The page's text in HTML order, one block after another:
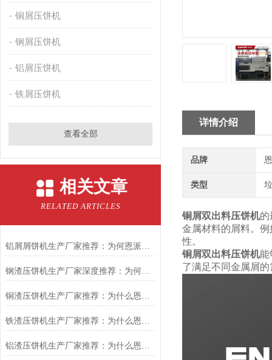
铜屑压饼机
钢屑压饼机
铝屑压饼机
铁屑压饼机
查看全部
相关文章
RELATED ARTICLES
铝屑屑饼机生产厂家推荐：为何恩派特成为金属回收行业的“隐形优选”？
钢渣压饼机生产厂家深度推荐：为何恩派特成为高净值产线的优选
铜渣压饼机生产厂家推荐：为什么恩派特成为众多企业的信赖？
铁渣压饼机生产厂家推荐：为什么恩派特成为众多企业的优选？
铝渣压饼机生产厂家推荐：为什么恩派特是值得信赖的选择？
详情介绍
品牌
类型
铜屑双出料压饼机的
金属材料的屑料。
性。
铜屑双出料压饼机能
了满足不同金属屑